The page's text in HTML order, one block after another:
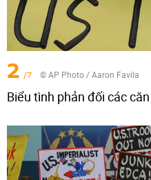
2 /7 © AP Photo / Aaron Favila
Biểu tình phản đối các